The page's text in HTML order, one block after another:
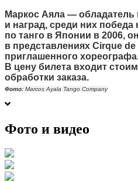
Маркос Аяла — обладатель
и наград, среди них
по танго в Японии в 2006,
в представлениях Cirque de
приглашенного
В цену билета входит
обработки заказа.
Фото: Marcos Ayala Tango Company
Фото и видео